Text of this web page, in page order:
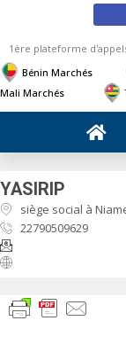
1ère plateforme
Bénin Marchés
Mali Marchés
YASIRIP
siège social à
22790509629